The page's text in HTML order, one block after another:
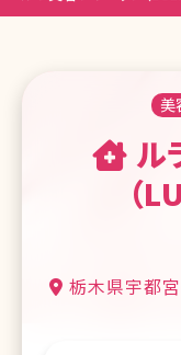
美
ル
（
栃木県宇都